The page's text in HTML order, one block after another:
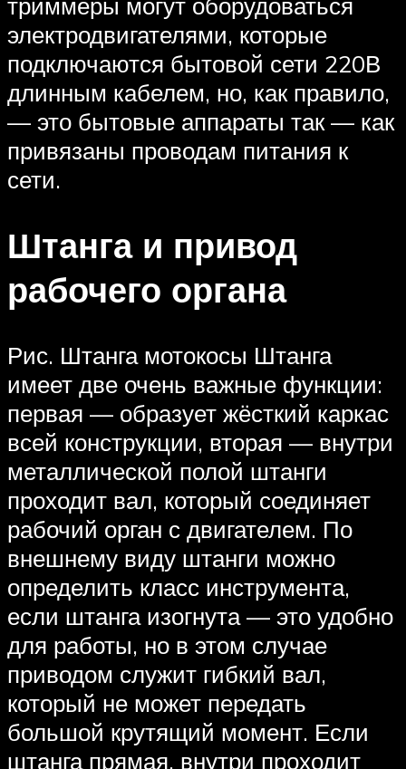
электродвигателями, которые
подключаются бытовой сети 220В
длинным кабелем, но, как правило,
— это бытовые аппараты так — как
привязаны проводам питания к
сети.
Штанга и привод
рабочего органа
Рис. Штанга мотокосы Штанга
имеет две очень важные функции:
первая — образует жёсткий каркас
всей конструкции, вторая — внутри
металлической полой штанги
проходит вал, который соединяет
рабочий орган с двигателем. По
внешнему виду штанги можно
определить класс инструмента,
если штанга изогнута — это удобно
для работы, но в этом случае
приводом служит гибкий вал,
который не может передать
большой крутящий момент. Если
штанга прямая, внутри проходит